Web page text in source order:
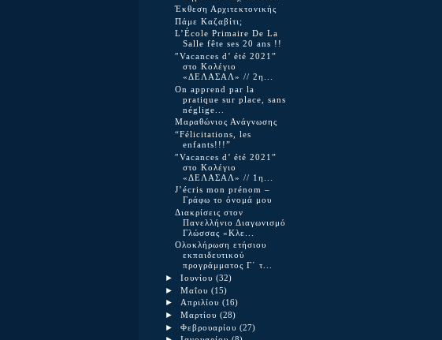
Έκθεση Αρχιτεκτονικής
Πάμε Καζαβίτι;
L’École Primaire De La
Salle fête ses 20 ans !!
″Vacances d’ été 2021”
στο Κολέγιο
«ΔΕΛΑΣΑΛ» // 2η...
On apprend par la
pratique sur place, sans
néglige...
Μαραθώνιος Ανάγνωσης
“Félicitations, les
enfants!!!”
″Vacances d’ été 2021”
στο Κολέγιο
«ΔΕΛΑΣΑΛ» // 1η...
J’écris mon prénom –
Γράφω το όνομά μου
Διακρίσεις στον
Πανελλήνιο Διαγωνισμό
Γλώσσας «Κλε...
Ολοκλήρωση ετήσιου
εκπαιδευτικού
προγράμματος Γ΄ τ...
► Ιουνίου (32)
► Μαΐου (15)
► Απριλίου (16)
► Μαρτίου (28)
► Φεβρουαρίου (27)